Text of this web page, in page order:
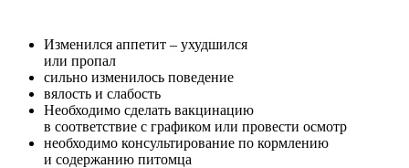
Изменился аппетит – ухудшился
или пропал
сильно изменилось поведение
вялость и слабость
Необходимо сделать вакцинацию
в соответствие с графиком или провести осмотр
необходимо консультирование по кормлению
и содержанию питомца